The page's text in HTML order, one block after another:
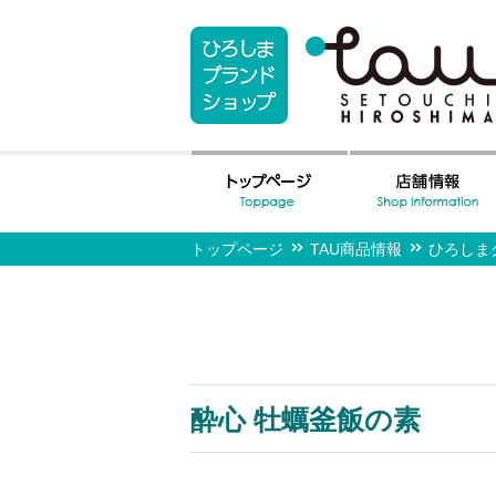
トップページ TAU商品情報 ひろしま
酔心 牡蠣釜飯の素